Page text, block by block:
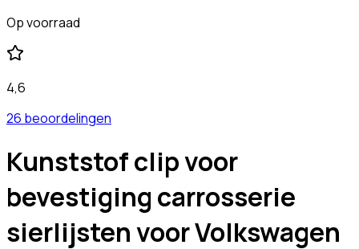
Op voorraad
4,6
26 beoordelingen
Kunststof clip voor
bevestiging carrosserie
sierlijsten voor Volkswagen